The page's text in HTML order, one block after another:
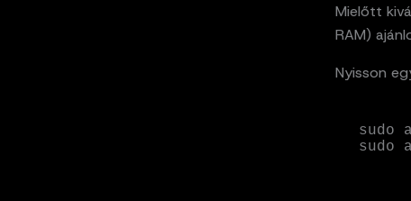
Mielőtt
RAM)
Nyisson
sudo
sudo